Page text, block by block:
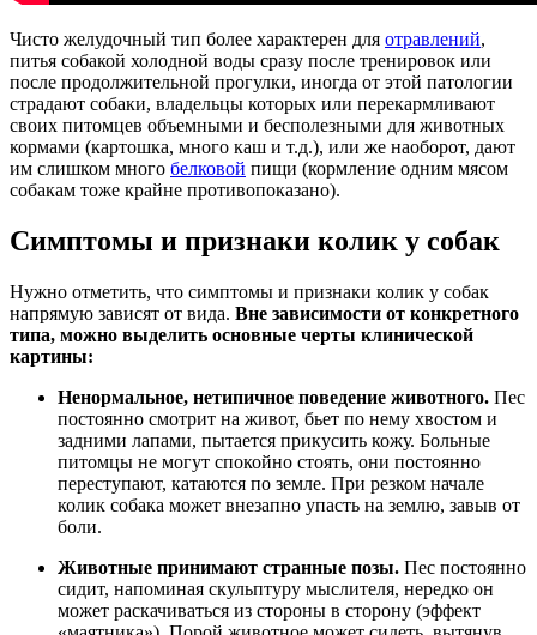
Чисто желудочный тип более характерен для отравлений,
питья собакой холодной воды сразу после тренировок или
после продолжительной прогулки, иногда от этой патологии
страдают собаки, владельцы которых или перекармливают
своих питомцев объемными и бесполезными для животных
кормами (картошка, много каш и т.д.), или же наоборот, дают
им слишком много белковой пищи (кормление одним мясом
собакам тоже крайне противопоказано).
Симптомы и признаки колик у собак
Нужно отметить, что симптомы и признаки колик у собак
напрямую зависят от вида. Вне зависимости от конкретного
типа, можно выделить основные черты клинической
картины:
Ненормальное, нетипичное поведение животного. Пес
постоянно смотрит на живот, бьет по нему хвостом и
задними лапами, пытается прикусить кожу. Больные
питомцы не могут спокойно стоять, они постоянно
переступают, катаются по земле. При резком начале
колик собака может внезапно упасть на землю, завыв от
боли.
Животные принимают странные позы. Пес постоянно
сидит, напоминая скульптуру мыслителя, нередко он
может раскачиваться из стороны в сторону (эффект